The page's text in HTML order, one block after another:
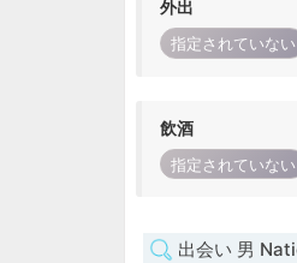
外出
指定されていない
飲酒
指定されていない
出会い 男